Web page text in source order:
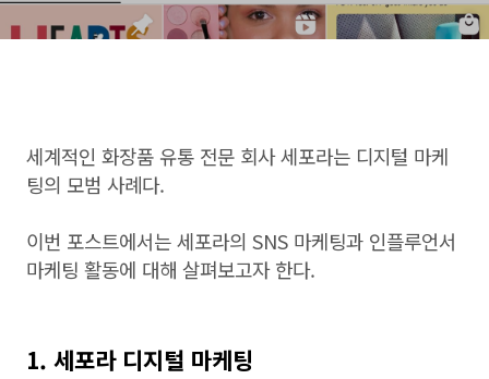
세계적인 화장품 유통 전문 회사 세포라는 디지털 마케
팅의 모범 사례다.
이번 포스트에서는 세포라의 SNS 마케팅과 인플루언서
마케팅 활동에 대해 살펴보고자 한다.
1. 세포라 디지털 마케팅